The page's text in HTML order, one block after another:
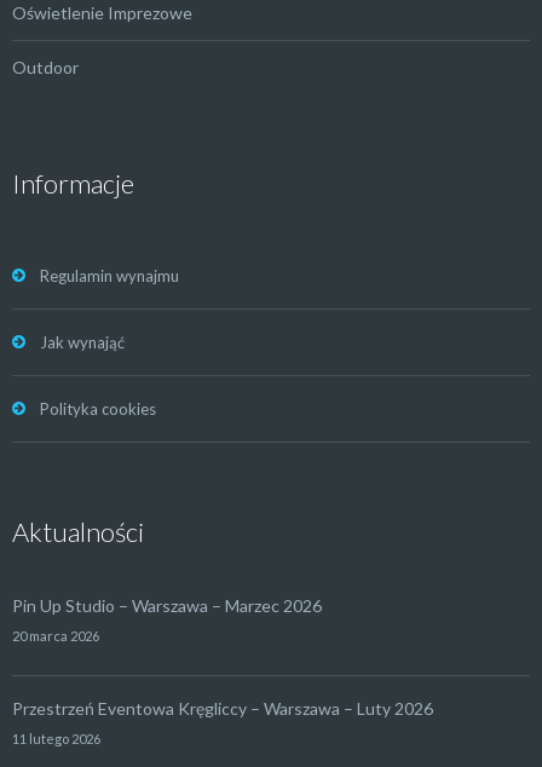
Oświetlenie Imprezowe
Outdoor
Informacje
Regulamin wynajmu
Jak wynająć
Polityka cookies
Aktualności
Pin Up Studio – Warszawa – Marzec 2026
20 marca 2026
Przestrzeń Eventowa Kręgliccy – Warszawa – Luty 2026
11 lutego 2026